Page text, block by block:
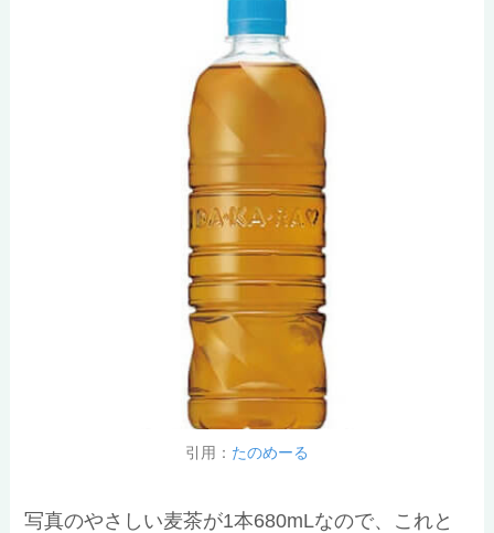
引用： たのめーる
写真のやさしい麦茶が1本680mLなので、これと